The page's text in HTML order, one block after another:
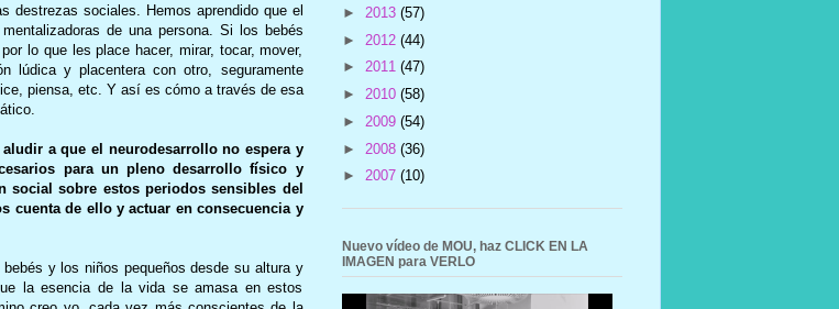
destrezas sociales. Hemos aprendido que el
de una persona. Si los bebés
lo que les place hacer, mirar, tocar, mover,
lúdica y placentera con otro, seguramente
piensa, etc. Y así es cómo a través de esa
a que el neurodesarrollo no espera y
para un pleno desarrollo físico y
social sobre estos periodos sensibles del
cuenta de ello y actuar en consecuencia y
y los niños pequeños desde su altura y
la esencia de la vida se amasa en estos
► 2013 (57)
► 2012 (44)
► 2011 (47)
► 2010 (58)
► 2009 (54)
► 2008 (36)
► 2007 (10)
Nuevo vídeo de MOU, haz CLICK EN LA
IMAGEN para VERLO